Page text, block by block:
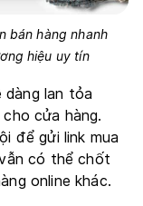
bán hàng nhanh
hiệu uy tín
dàng lan tỏa
cửa hàng.
để gửi link mua
có thể chốt
online khác.